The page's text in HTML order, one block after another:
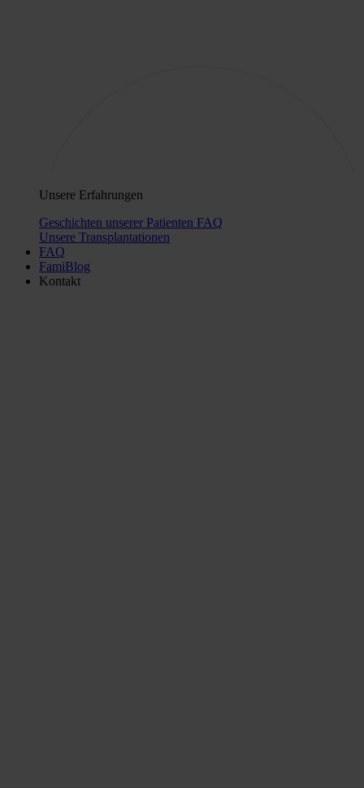
Unsere Erfahrungen
Geschichten unserer Patienten FAQ
Unsere Transplantationen
FAQ
FamiBlog
Kontakt